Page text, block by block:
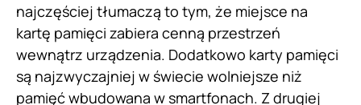
najczęściej tłumaczą to tym, że miejsce na
kartę pamięci zabiera cenną przestrzeń
wewnątrz urządzenia. Dodatkowo karty pamięci
są najzwyczajniej w świecie wolniejsze niż
pamięć wbudowana w smartfonach. Z drugiej